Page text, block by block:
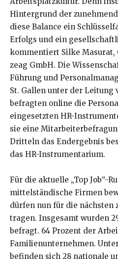
Hintergrund der
diese Balance ein
Erfolgs und ein
kommentiert Silke Masurat,
zeag GmbH. Die
Führung und
St. Gallen unter der Leitung
befragten online die
eingesetzten HR-
sie eine
Dritteln das Endergebnis
das HR-Instrumentarium.
Für die aktuelle „Top Job“-
mittelständische Firmen
dürfen nun für die nächsten
tragen. Insgesamt wurden
befragt. 64 Prozent der
Familienunternehmen.
befinden sich 28 nationale